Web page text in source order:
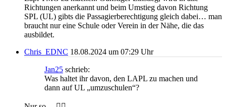
Richtungen anerkannt und beim Umstieg davon Richtung
SPL (UL) gibts die Passagierberechtigung gleich dabei… man
braucht nur eine Schule oder Verein in der Nähe, die das
ausbildet.
Chris_EDNC 18.08.2024 um 07:29 Uhr
Jan25 schrieb:
Was haltet ihr davon, den LAPL zu machen und
dann auf UL „umzuschulen“?